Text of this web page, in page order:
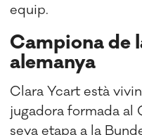
equip.
Campiona de
alemanya
Clara Ycart està
jugadora formada al
seva etapa a la